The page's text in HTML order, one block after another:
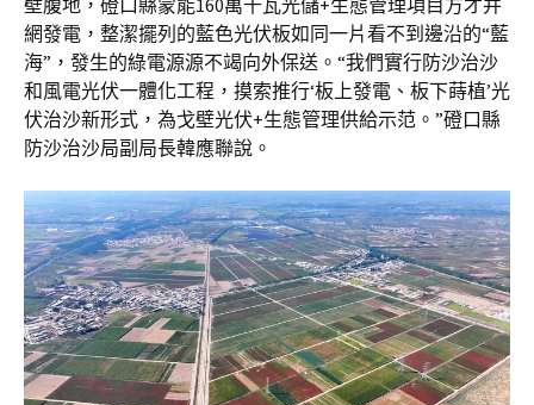
壁腹地，磴口縣蒙能160萬千瓦光儲+生態管理項目方才并
網發電，整潔擺列的藍色光伏板如同一片看不到邊沿的“藍
海”，發生的綠電源源不竭向外保送。“我們實行防沙治沙
和風電光伏一體化工程，摸索推行‘板上發電、板下蒔植’光
伏治沙新形式，為戈壁光伏+生態管理供給示范。”磴口縣
防沙治沙局副局長韓應聯說。